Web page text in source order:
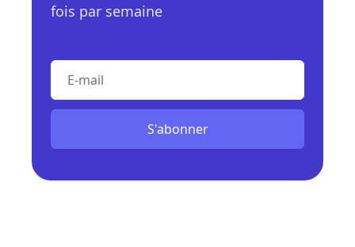
fois par semaine
S'abonner